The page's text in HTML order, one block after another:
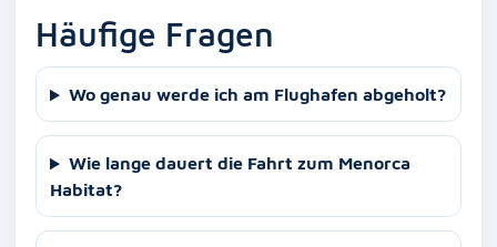
Häufige Fragen
Wo genau werde ich am Flughafen abgeholt?
Wie lange dauert die Fahrt zum Menorca
Habitat?